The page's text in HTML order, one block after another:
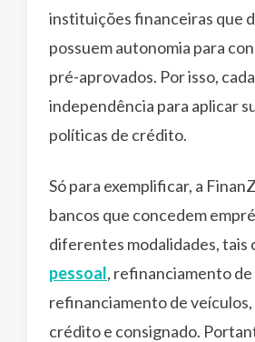
instituições financeiras que
possuem autonomia para
pré-aprovados. Por isso,
independência para aplicar
políticas de crédito.
Só para exemplificar, a
bancos que concedem
diferentes modalidades, tais
pessoal, refinanciamento de
refinanciamento de
crédito e consignado.